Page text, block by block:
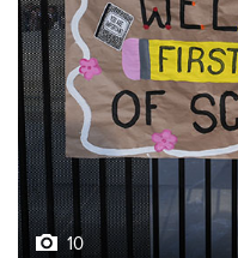
10
Фотохроника 7 августа